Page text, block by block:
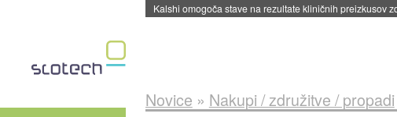
Kalshi omogoča stave na rezultate kliničnih preizkusov
Novice » Nakupi / združitve / propadi